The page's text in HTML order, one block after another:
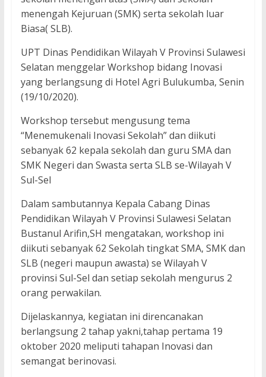
menengah Kejuruan (SMK) serta sekolah luar
Biasa( SLB).
UPT Dinas Pendidikan Wilayah V Provinsi Sulawesi
Selatan menggelar Workshop bidang Inovasi
yang berlangsung di Hotel Agri Bulukumba, Senin
(19/10/2020).
Workshop tersebut mengusung tema
“Menemukenali Inovasi Sekolah” dan diikuti
sebanyak 62 kepala sekolah dan guru SMA dan
SMK Negeri dan Swasta serta SLB se-Wilayah V
Sul-Sel
Dalam sambutannya Kepala Cabang Dinas
Pendidikan Wilayah V Provinsi Sulawesi Selatan
Bustanul Arifin,SH mengatakan, workshop ini
diikuti sebanyak 62 Sekolah tingkat SMA, SMK dan
SLB (negeri maupun awasta) se Wilayah V
provinsi Sul-Sel dan setiap sekolah mengurus 2
orang perwakilan.
Dijelaskannya, kegiatan ini direncanakan
berlangsung 2 tahap yakni,tahap pertama 19
oktober 2020 meliputi tahapan Inovasi dan
semangat berinovasi.